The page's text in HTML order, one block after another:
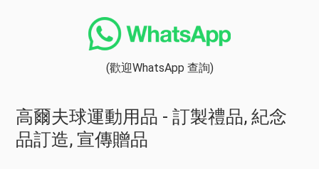
(歡迎WhatsApp 查詢)
高爾夫球運動用品 - 訂製禮品, 紀念
品訂造, 宣傳贈品